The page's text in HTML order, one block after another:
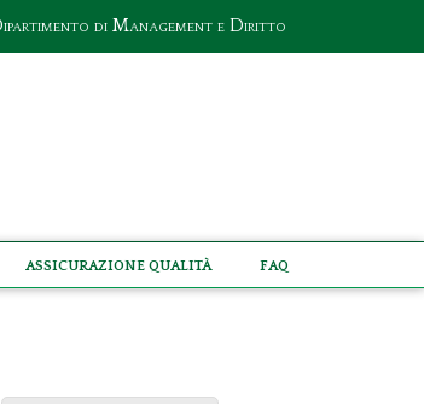
di Management e Diritto
Assicurazione Qualità Faq